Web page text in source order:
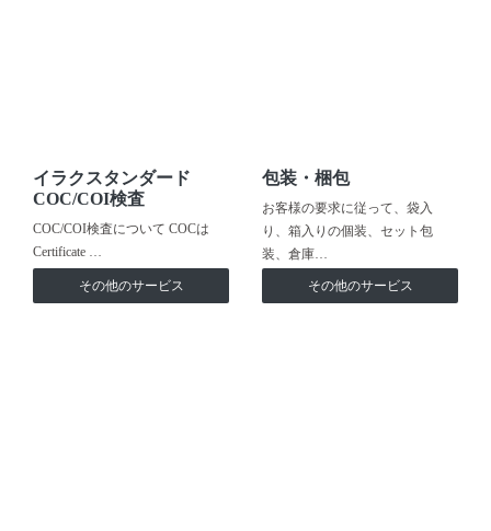
イラクスタンダード
COC/COI検査
COC/COI検査について COCは
Certificate …
その他のサービス
包装・梱包
お客様の要求に従って、袋入
り、箱入りの個装、セット包
装、倉庫…
その他のサービス